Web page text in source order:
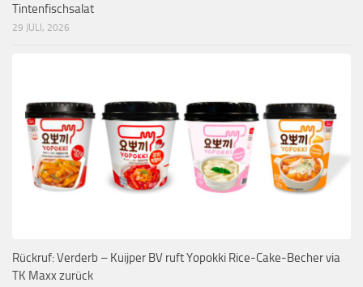
Tintenfischsalat
29 JULI, 2026
Rückruf: Verderb – Kuijper BV ruft Yopokki Rice-Cake-Becher via
TK Maxx zurück